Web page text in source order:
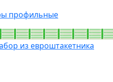
профильные
из евроштакетника